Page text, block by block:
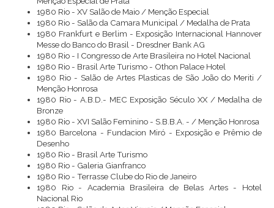
1980 Rio - XV Salão de Maio / Menção Especial
1980 Rio - Salão da Camara Municipal / Medalha de Prata
1980 Frankfurt e Berlim - Exposição Internacional Hannover
Messe do Banco do Brasil - Dresdner Bank AG
1980 Rio - I Congresso de Arte Brasileira no Hotel Nacional
1980 Rio - Brasil Arte Turismo - Othon Palace Hotel
1980 Rio - Salão de Artes Plasticas de São João do Meriti /
Menção Honrosa
1980 Rio - A.B.D.- MEC Exposição Século XX / Medalha de
Bronze
1980 Rio - XVI Salão Feminino - S.B.B.A. - / Menção Honrosa
1980 Barcelona - Fundacion Miró - Exposição e Prêmio de
Desenho
1980 Rio - Brasil Arte Turismo
1980 Rio - Galeria Gianfranco
1980 Rio - Terrasse Clube do Rio de Janeiro
1980 Rio - Academia Brasileira de Belas Artes - Hotel
Nacional Rio